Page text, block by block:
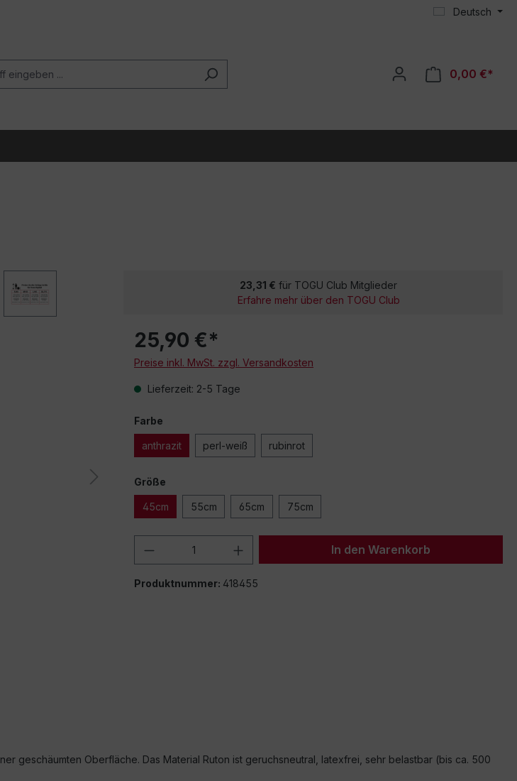
Deutsch
0,00 €*
23,31 € für TOGU Club Mitglieder
Erfahre mehr über den TOGU Club
25,90 €*
Preise inkl. MwSt. zzgl. Versandkosten
Lieferzeit: 2-5 Tage
Farbe
anthrazit perl-weiß rubinrot
Größe
45cm 55cm 65cm 75cm
Produkt Anzahl: Gib den gewünschten Wert
In den Warenkorb
Produktnummer: 418455
geschäumten Oberfläche. Das Material Ruton ist geruchsneutral, latexfrei, sehr belastbar (bis ca. 500